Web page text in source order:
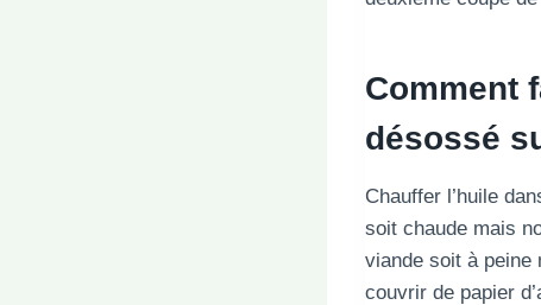
Comment
désossé
Chauffer l’huile
soit chaude mais
viande soit à peine
couvrir de papier